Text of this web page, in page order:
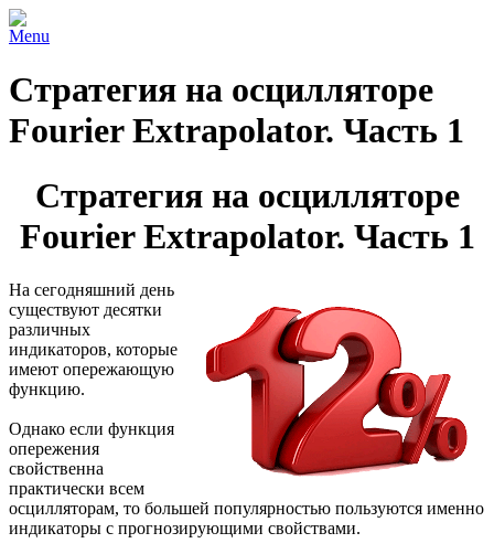
Menu
Стратегия на осцилляторе
Fourier Extrapolator. Часть 1
Стратегия на осцилляторе
Fourier Extrapolator. Часть 1
На сегодняшний день
существуют десятки
различных
индикаторов, которые
имеют опережающую
функцию.
Однако если функция
опережения
свойственна
практически всем
осцилляторам, то большей популярностью пользуются именно
индикаторы с прогнозирующими свойствами.